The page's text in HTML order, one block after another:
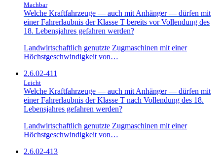
Machbar
Welche Kraftfahrzeuge — auch mit Anhänger — dürfen mit
einer Fahrerlaubnis der Klasse T bereits vor Vollendung des
18. Lebensjahres gefahren werden?
Landwirtschaftlich genutzte Zugmaschinen mit einer
Höchstgeschwindigkeit von…
2.6.02-411
Leicht
Welche Kraftfahrzeuge — auch mit Anhänger — dürfen mit
einer Fahrerlaubnis der Klasse T nach Vollendung des 18.
Lebensjahres gefahren werden?
Landwirtschaftlich genutzte Zugmaschinen mit einer
Höchstgeschwindigkeit von…
2.6.02-413